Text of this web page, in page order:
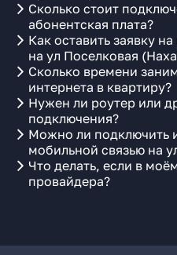
Сколько стоит
абонентская плата?
Как оставить заявку
на ул Поселковая
Сколько времени
интернета в квартиру?
Нужен ли роутер или
подключения?
Можно ли подключить
мобильной связью на
Что делать, если в
провайдера?